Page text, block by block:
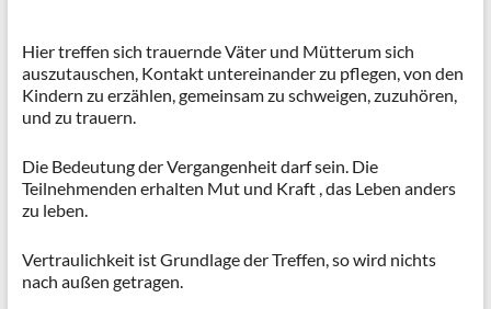
Hier treffen sich trauernde Väter und Mütterum sich
auszutauschen, Kontakt untereinander zu pflegen, von den
Kindern zu erzählen, gemeinsam zu schweigen, zuzuhören,
und zu trauern.
Die Bedeutung der Vergangenheit darf sein. Die
Teilnehmenden erhalten Mut und Kraft , das Leben anders
zu leben.
Vertraulichkeit ist Grundlage der Treffen, so wird nichts
nach außen getragen.